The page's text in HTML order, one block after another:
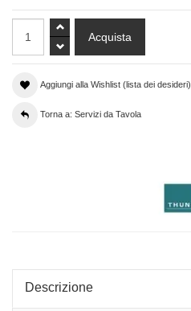
Aggiungi alla Wishlist (lista dei desideri)
Torna a: Servizi da Tavola
Descrizione